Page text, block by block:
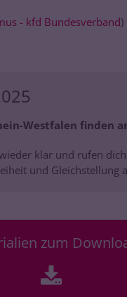
- kfd Bundesverband)
Westfalen finden
klar und rufen
und Gleichstellung
zum